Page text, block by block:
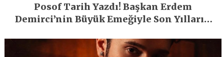
Posof Tarih Yazdı! Başkan Erdem
Demirci’nin Büyük Emeğiyle Son Yılların